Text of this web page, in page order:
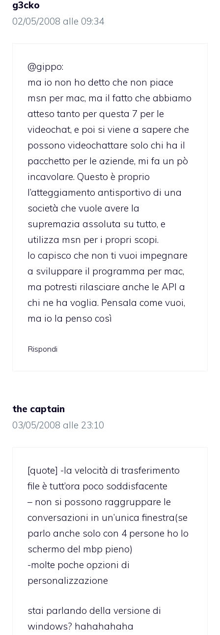
g3cko
02/05/2008 alle 09:34
@gippo:
ma io non ho detto che non piace
msn per mac, ma il fatto che abbiamo
atteso tanto per questa 7 per le
videochat, e poi si viene a sapere che
possono videochattare solo chi ha il
pacchetto per le aziende, mi fa un pò
incavolare. Questo è proprio
l’atteggiamento antisportivo di una
società che vuole avere la
supremazia assoluta su tutto, e
utilizza msn per i propri scopi.
Io capisco che non ti vuoi impegnare
a sviluppare il programma per mac,
ma potresti rilasciare anche le API a
chi ne ha voglia. Pensala come vuoi,
ma io la penso così
Rispondi
the captain
03/05/2008 alle 23:10
[quote] -la velocità di trasferimento
file è tutt’ora poco soddisfacente
– non si possono raggruppare le
conversazioni in un’unica finestra(se
parlo anche solo con 4 persone ho lo
schermo del mbp pieno)
-molte poche opzioni di
personalizzazione
stai parlando della versione di
windows? hahahahaha